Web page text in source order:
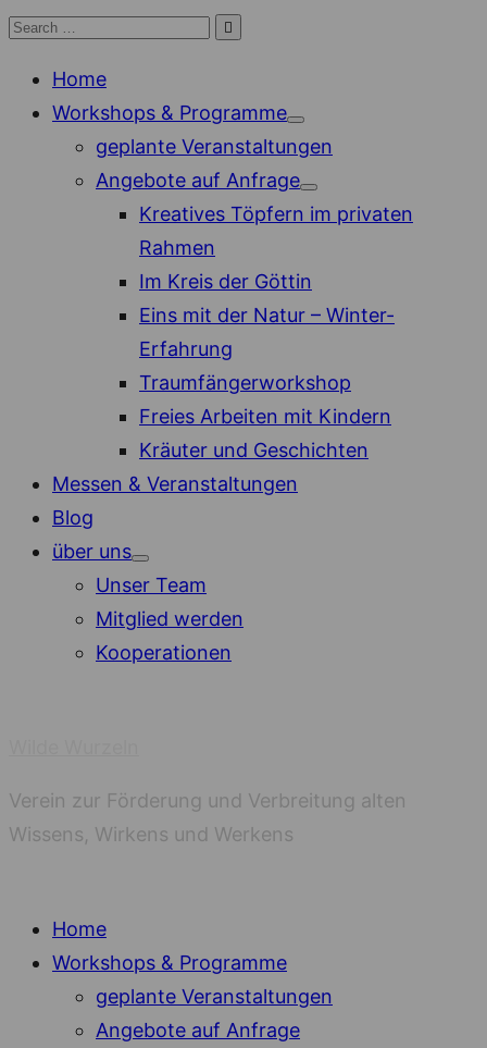
Skip
content
Search

Search
Home
Workshops & Programme
Show
sub
menu
geplante Veranstaltungen
Angebote auf Anfrage
Show
sub
menu
Kreatives Töpfern im privaten
Rahmen
Im Kreis der Göttin
Eins mit der Natur – Winter-
Erfahrung
Traumfängerworkshop
Freies Arbeiten mit Kindern
Kräuter und Geschichten
Messen & Veranstaltungen
Blog
über uns
Show
sub
menu
Unser Team
Mitglied werden
Kooperationen
Verein zur Förderung und Verbreitung alten
Wissens, Wirkens und Werkens
Home
Workshops & Programme
geplante Veranstaltungen
Angebote auf Anfrage